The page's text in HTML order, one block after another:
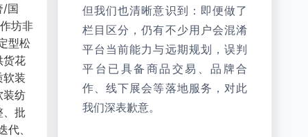
/国
坊非
型松
货花
软装
装纺
、批
、
但我们也清晰意识到：即便做了
栏目区分，仍有不少用户会混淆
平台当前能力与远期规划，误判
平台已具备商品交易、品牌合
作、线下展会等落地服务，对此
我们深表歉意。